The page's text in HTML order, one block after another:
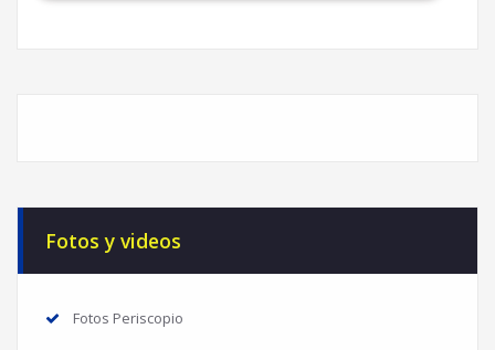
Fotos y videos
Fotos Periscopio